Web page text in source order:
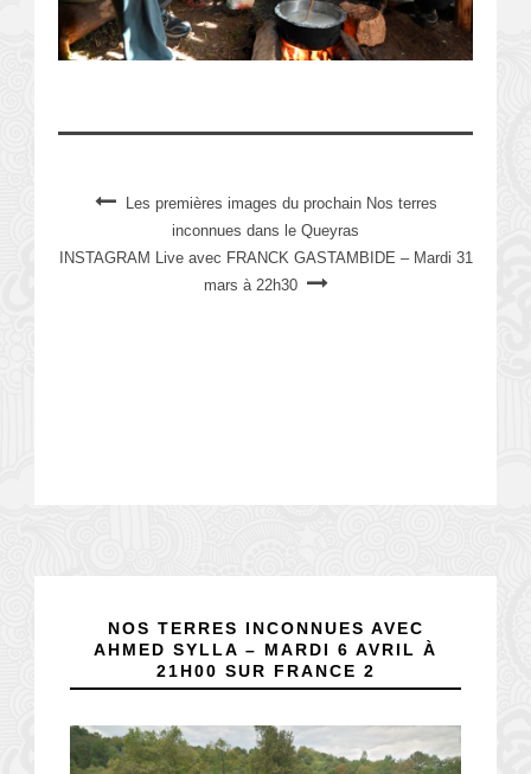
Les premières images du prochain Nos terres
inconnues dans le Queyras
INSTAGRAM Live avec FRANCK GASTAMBIDE – Mardi 31
mars à 22h30
NOS TERRES INCONNUES AVEC
AHMED SYLLA – MARDI 6 AVRIL À
21H00 SUR FRANCE 2